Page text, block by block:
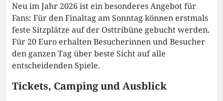
Neu im Jahr 2026 ist ein besonderes Angebot für
Fans: Für den Finaltag am Sonntag können erstmals
feste Sitzplätze auf der Osttribüne gebucht werden.
Für 20 Euro erhalten Besucherinnen und Besucher
den ganzen Tag über beste Sicht auf alle
entscheidenden Spiele.
Tickets, Camping und Ausblick